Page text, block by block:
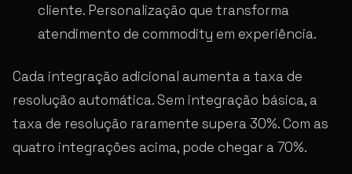
cliente. Personalização que transforma
atendimento de commodity em experiência.
Cada integração adicional aumenta a taxa de
resolução automática. Sem integração básica, a
taxa de resolução raramente supera 30%. Com as
quatro integrações acima, pode chegar a 70%.